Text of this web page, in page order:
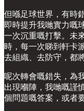
但喺足球世界，有時
即時提升我哋實力嘅
一次沉重嘅打擊。未
時，每一次睇到軒卡
去組織、去防守，都
呢次轉會嘅錯失，為
出現嗰陣，我哋嘅謹
個問題嘅答案，或者